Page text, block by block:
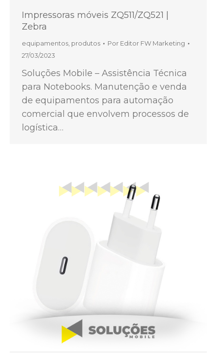
Impressoras móveis ZQ511/ZQ521 |
Zebra
equipamentos produtos Por Editor FW Marketing
27/03/2023
Soluções Mobile – Assistência Técnica
para Notebooks. Manutenção e venda
de equipamentos para automação
comercial que envolvem processos de
logística…